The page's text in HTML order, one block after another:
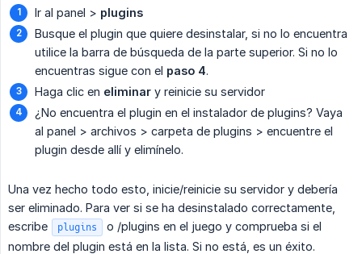
Ir al panel > plugins
Busque el plugin que quiere desinstalar, si no lo encuentra
utilice la barra de búsqueda de la parte superior. Si no lo
encuentras sigue con el paso 4.
Haga clic en eliminar y reinicie su servidor
¿No encuentra el plugin en el instalador de plugins? Vaya
al panel > archivos > carpeta de plugins > encuentre el
plugin desde allí y elimínelo.
Una vez hecho todo esto, inicie/reinicie su servidor y debería
ser eliminado. Para ver si se ha desinstalado correctamente,
escribe
plugins
o /plugins en el juego y comprueba si el
nombre del plugin está en la lista. Si no está, es un éxito.